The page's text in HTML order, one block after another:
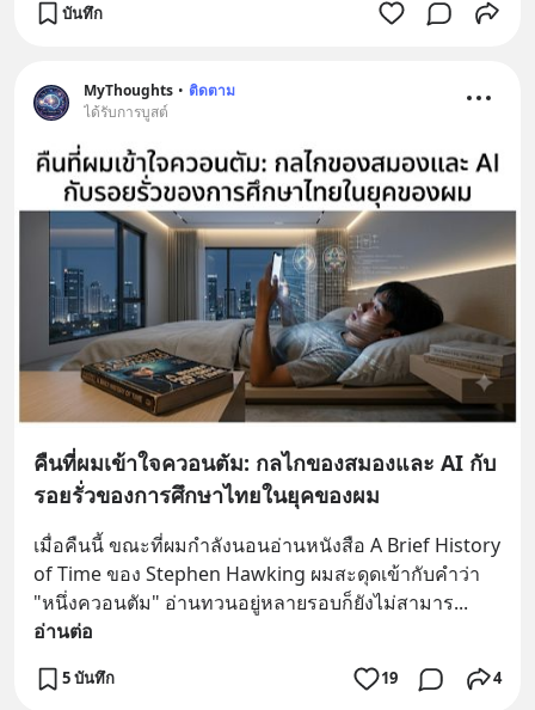
บันทึก
MyThoughts • ติดตาม
ได้รับการบูสต์
คืนที่ผมเข้าใจควอนตัม: กลไกของสมองและ AI กับ
รอยรั่วของการศึกษาไทยในยุคของผม
เมื่อคืนนี้ ขณะที่ผมกำลังนอนอ่านหนังสือ A Brief History
of Time ของ Stephen Hawking ผมสะดุดเข้ากับคำว่า
"หนึ่งควอนตัม" อ่านทวนอยู่หลายรอบก็ยังไม่สามาร
อ่านต่อ
5 บันทึก 19 4